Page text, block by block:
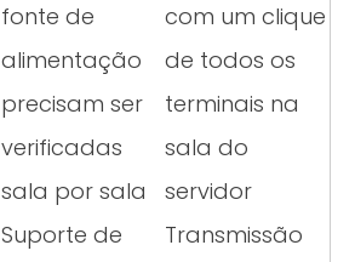
fonte de
alimentação
precisam ser
verificadas
sala por sala
com um clique
de todos os
terminais na
sala do
servidor
Suporte de
Transmissão